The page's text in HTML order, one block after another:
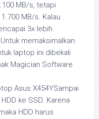
MB/s, tetapi
MB/s. Kalau
3x lebih
memaksimalkan
laptop ini dibekali
Magician Software
Asus X454YSampai
ke SSD. Karena
HDD harus